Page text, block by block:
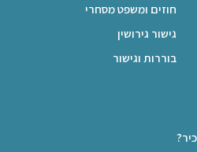
חוזים ומשפט מסחרי
גישור גירושין
בוררות וגישור